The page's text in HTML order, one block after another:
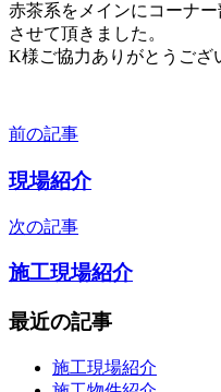
赤茶系をメインにコーナ
させて頂きました。
K様ご協力ありがとうござ
投
稿
ビ
ゲ
ー
前の記事
現場紹介
次の記事
施工現場紹介
最近の記事
施工現場紹介